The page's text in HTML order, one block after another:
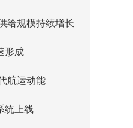
给规模持续增长
形成
航运动能
统上线